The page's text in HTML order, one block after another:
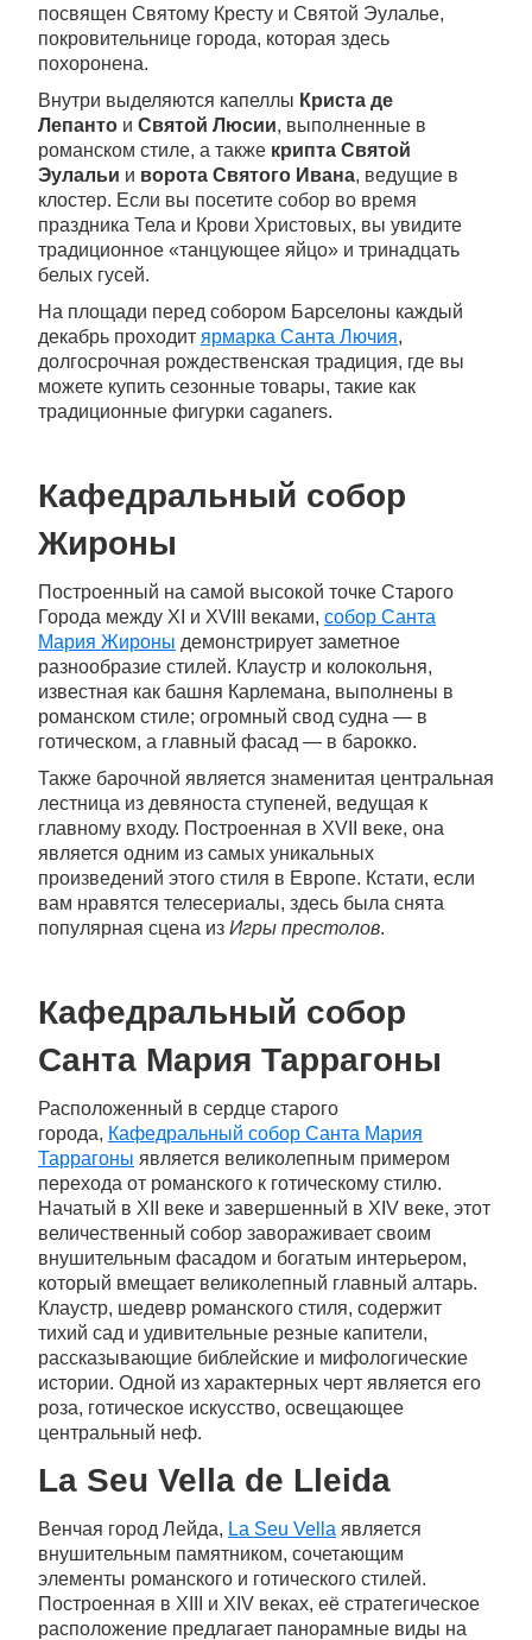
посвящен Святому Кресту и Святой Эулалье,
покровительнице города, которая здесь
похоронена.
Внутри выделяются капеллы Криста де
Лепанто и Святой Люсии, выполненные в
романском стиле, а также крипта Святой
Эулальи и ворота Святого Ивана, ведущие в
клостер. Если вы посетите собор во время
праздника Тела и Крови Христовых, вы увидите
традиционное «танцующее яйцо» и тринадцать
белых гусей.
На площади перед собором Барселоны каждый
декабрь проходит ярмарка Санта Лючия,
долгосрочная рождественская традиция, где вы
можете купить сезонные товары, такие как
традиционные фигурки caganers.
Кафедральный собор
Жироны
Построенный на самой высокой точке Старого
Города между XI и XVIII веками, собор Санта
Мария Жироны демонстрирует заметное
разнообразие стилей. Клаустр и колокольня,
известная как башня Карлемана, выполнены в
романском стиле; огромный свод судна — в
готическом, а главный фасад — в барокко.
Также барочной является знаменитая центральная
лестница из девяноста ступеней, ведущая к
главному входу. Построенная в XVII веке, она
является одним из самых уникальных
произведений этого стиля в Европе. Кстати, если
вам нравятся телесериалы, здесь была снята
популярная сцена из Игры престолов.
Кафедральный собор
Санта Мария Таррагоны
Расположенный в сердце старого
города, Кафедральный собор Санта Мария
Таррагоны является великолепным примером
перехода от романского к готическому стилю.
Начатый в XII веке и завершенный в XIV веке, этот
величественный собор завораживает своим
внушительным фасадом и богатым интерьером,
который вмещает великолепный главный алтарь.
Клаустр, шедевр романского стиля, содержит
тихий сад и удивительные резные капители,
рассказывающие библейские и мифологические
истории. Одной из характерных черт является его
роза, готическое искусство, освещающее
центральный неф.
La Seu Vella de Lleida
Венчая город Лейда, La Seu Vella является
внушительным памятником, сочетающим
элементы романского и готического стилей.
Построенная в XIII и XIV веках, её стратегическое
расположение предлагает панорамные виды на